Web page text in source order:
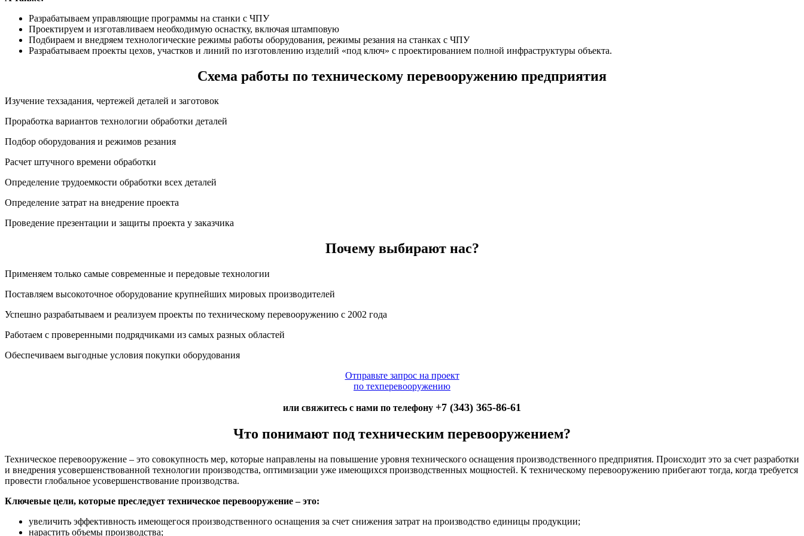
Разрабатываем управляющие программы на станки с ЧПУ
Проектируем и изготавливаем необходимую оснастку, включая штамповую
Подбираем и внедряем технологические режимы работы оборудования, режимы резания на станках с ЧПУ
Разрабатываем проекты цехов, участков и линий по изготовлению изделий «под ключ» с проектированием полной инфраструктуры объекта.
Схема работы по техническому перевооружению предприятия
Изучение техзадания, чертежей деталей и заготовок
Проработка вариантов технологии обработки деталей
Подбор оборудования и режимов резания
Расчет штучного времени обработки
Определение трудоемкости обработки всех деталей
Определение затрат на внедрение проекта
Проведение презентации и защиты проекта у заказчика
Почему выбирают нас?
Применяем только самые современные и передовые технологии
Поставляем высокоточное оборудование крупнейших мировых производителей
Успешно разрабатываем и реализуем проекты по техническому перевооружению с 2002 года
Работаем с проверенными подрядчиками из самых разных областей
Обеспечиваем выгодные условия покупки оборудования
Отправьте запрос на проект
по техперевооружению
или свяжитесь с нами по телефону +7 (343) 365-86-61
Что понимают под техническим перевооружением?
Техническое перевооружение – это совокупность мер, которые направлены на повышение уровня технического оснащения производственного предприятия. Происходит это за счет разработки
и внедрения усовершенствованной технологии производства, оптимизации уже имеющихся производственных мощностей. К техническому перевооружению прибегают тогда, когда требуется
провести глобальное усовершенствование производства.
Ключевые цели, которые преследует техническое перевооружение – это:
увеличить эффективность имеющегося производственного оснащения за счет снижения затрат на производство единицы продукции;
нарастить объемы производства;